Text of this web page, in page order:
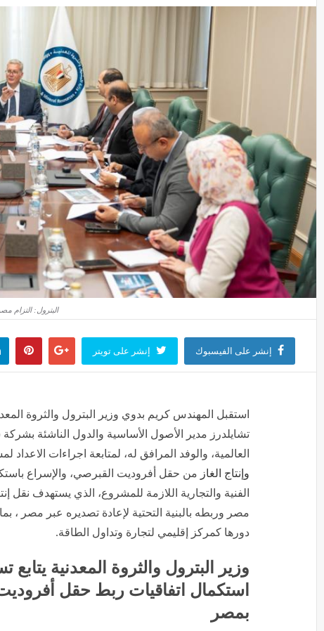
البترول: التزام
إنشر على الفيسبوك إنشر على تويتر
استقبل المهندس كريم بدوي وزير البترول والثروة
تشايلدرز مدير الأصول الأساسية والدول الناشئة
العالمية، والوفد المرافق له، لمتابعة اجراءات الاعداد
وإنتاج الغاز من حقل أفروديت القبرصي، والإسراع
الفنية والتجارية اللازمة للمشروع، الذي يستهدف نقل
مصر وربطه بالبنية التحتية لإعادة تصديره عبر مصر ،
دورها كمركز إقليمي لتجارة وتداول الطاقة.
وزير البترول والثروة المعدنية يتابع
استكمال اتفاقيات ربط حقل
بمصر